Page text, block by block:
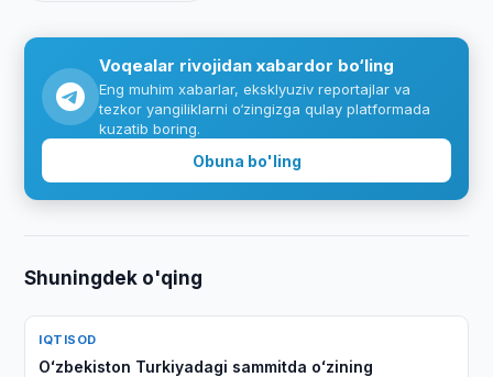
Voqealar rivojidan xabardor bo‘ling
Eng muhim xabarlar, eksklyuziv reportajlar va
tezkor yangiliklarni o‘zingizga qulay platformada
kuzatib boring.
Obuna bo'ling
Shuningdek o'qing
IQTISOD
Oʻzbekiston Turkiyadagi sammitda oʻzining